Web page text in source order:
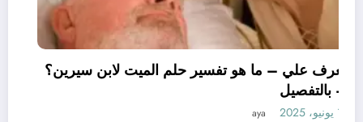
تعرف علي – ما هو تفسير حلم الميت لابن سيرين؟
– بالتفصيل
11 يونيو، 2025